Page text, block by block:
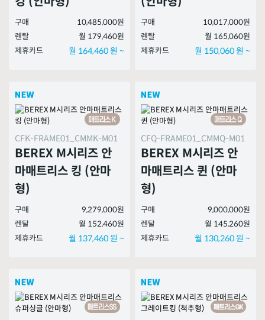
구매
10,485,000원
렌탈
월 179,460원
제휴카드
월 164,460 원 ~
구매
10,017,000원
렌탈
월 165,060원
제휴카드
월 150,060 원 ~
CFK-FRAME01_CMMK-M01
BEREX M시리즈 안
마매트리스 킹 (안마
형)
구매
9,279,000원
렌탈
월 152,460원
제휴카드
월 137,460 원 ~
CFQ-FRAME01_CMMQ-M01
BEREX M시리즈 안
마매트리스 퀸 (안마
형)
구매
9,000,000원
렌탈
월 145,260원
제휴카드
월 130,260 원 ~